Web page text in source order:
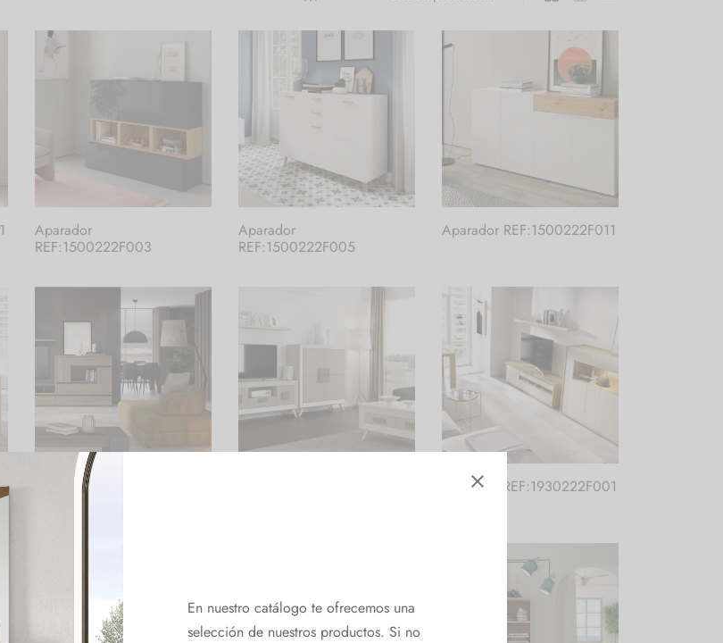
En nuestro catálogo te ofrecemos una
selección de nuestros productos. Si no
Aparador
REF:1500222F003
Aparador
REF:1500222F005
Aparador REF:1500222F011
Comedor REF:
Comedor REF:1930222F001